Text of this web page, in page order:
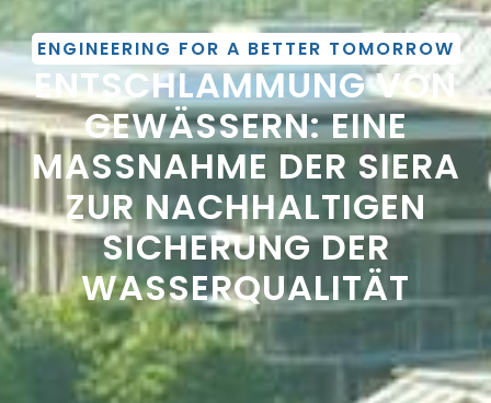
ENGINEERING FOR A BETTER TOMORROW
ENTSCHLAMMUNG VON
GEWÄSSERN: EINE
MASSNAHME DER SIERA Z
UR NACHHALTIGEN S
ICHERUNG DER W
ASSERQUALITÄT